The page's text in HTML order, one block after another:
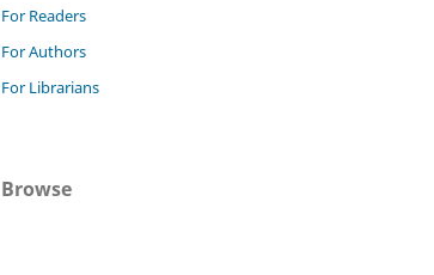
For Readers
For Authors
For Librarians
Browse